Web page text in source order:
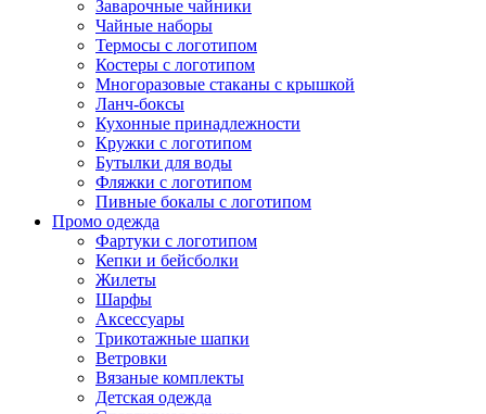
Заварочные чайники
Чайные наборы
Термосы с логотипом
Костеры с логотипом
Многоразовые стаканы с крышкой
Ланч-боксы
Кухонные принадлежности
Кружки с логотипом
Бутылки для воды
Фляжки с логотипом
Пивные бокалы с логотипом
Промо одежда
Фартуки с логотипом
Кепки и бейсболки
Жилеты
Шарфы
Аксессуары
Трикотажные шапки
Ветровки
Вязаные комплекты
Детская одежда